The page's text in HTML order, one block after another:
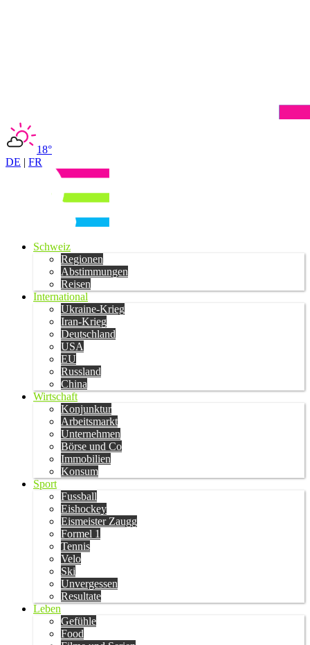
18°
DE | FR
Schweiz
Regionen
Abstimmungen
Reisen
International
Ukraine-Krieg
Iran-Krieg
Deutschland
USA
EU
Russland
China
Wirtschaft
Konjunktur
Arbeitsmarkt
Unternehmen
Börse und Co
Immobilien
Konsum
Sport
Fussball
Eishockey
Eismeister Zaugg
Formel 1
Tennis
Velo
Ski
Unvergessen
Resultate
Leben
Gefühle
Food